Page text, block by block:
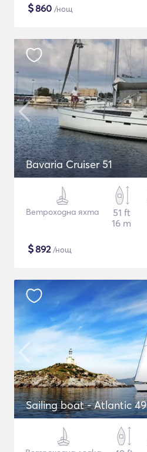
$860 /нощ
Bavaria Cruiser 51
Ветроходна яхта
51 ft
16 m
$892/нощ
Sailing boat - Atlantic 49